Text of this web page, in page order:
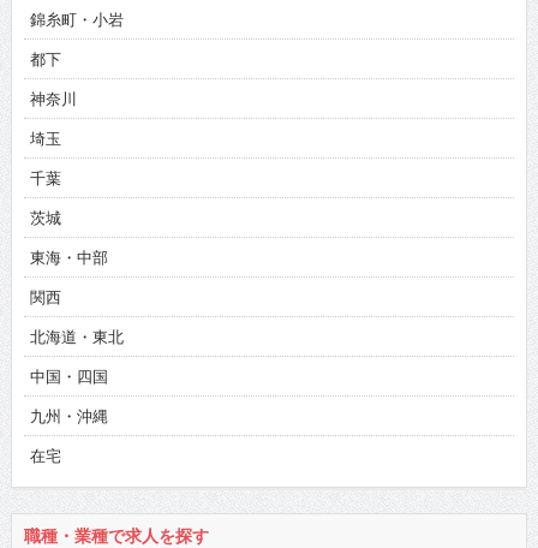
錦糸町・小岩
都下
神奈川
埼玉
千葉
茨城
東海・中部
関西
北海道・東北
中国・四国
九州・沖縄
在宅
職種・業種で求人を探す